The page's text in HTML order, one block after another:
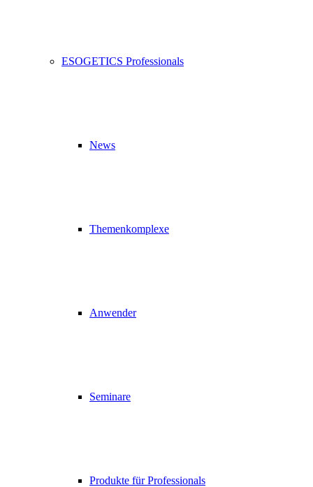
ESOGETICS Professionals
News
Themenkomplexe
Anwender
Seminare
Produkte für Professionals